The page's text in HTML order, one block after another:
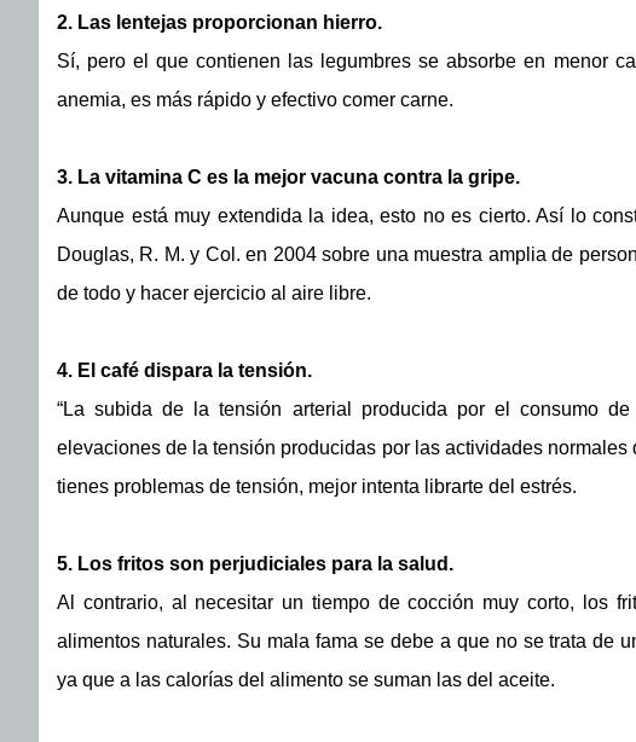
2. Las lentejas proporcionan hierro.
Sí, pero el que contienen las legumbres se absorbe en menor
anemia, es más rápido y efectivo comer carne.
3. La vitamina C es la mejor vacuna contra la gripe.
Aunque está muy extendida la idea, esto no es cierto. Así lo
Douglas, R. M. y Col. en 2004 sobre una muestra amplia de
de todo y hacer ejercicio al aire libre.
4. El café dispara la tensión.
“La subida de la tensión arterial producida por el consumo
elevaciones de la tensión producidas por las actividades
tienes problemas de tensión, mejor intenta librarte del estrés.
5. Los fritos son perjudiciales para la salud.
Al contrario, al necesitar un tiempo de cocción muy corto, los
alimentos naturales. Su mala fama se debe a que no se trata de
ya que a las calorías del alimento se suman las del aceite.